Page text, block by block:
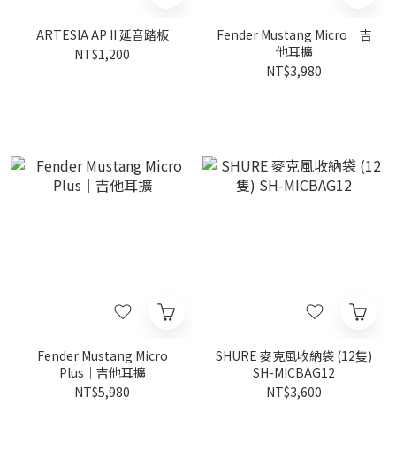
ARTESIA AP II 延音踏板
NT$1,200
Fender Mustang Micro｜吉
他耳擴
NT$3,980
Fender Mustang Micro
Plus｜吉他耳擴
NT$5,980
SHURE 麥克風收納袋 (12隻)
SH-MICBAG12
NT$3,600